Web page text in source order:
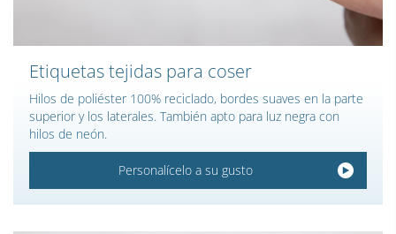
Etiquetas tejidas para coser
Hilos de poliéster 100% reciclado, bordes suaves en la parte
superior y los laterales. También apto para luz negra con
hilos de neón.
Personalícelo a su gusto